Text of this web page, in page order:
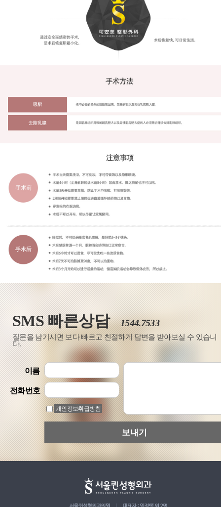
SMS 빠른상담1544.7533
질문을 남기시면 보다 빠르고 친절하게 답변을 받아보실 수 있습니
다.
이름
전화번호
개인정보취급방침